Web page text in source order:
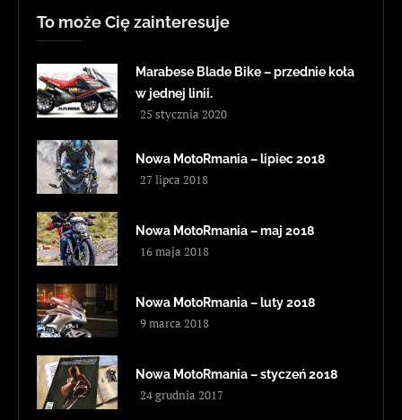
To może Cię zainteresuje
Marabese Blade Bike – przednie koła
w jednej linii.
25 stycznia 2020
Nowa MotoRmania – lipiec 2018
27 lipca 2018
Nowa MotoRmania – maj 2018
16 maja 2018
Nowa MotoRmania – luty 2018
9 marca 2018
Nowa MotoRmania – styczeń 2018
24 grudnia 2017